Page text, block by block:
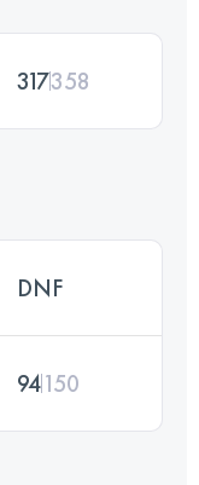
317358
DNF
94150